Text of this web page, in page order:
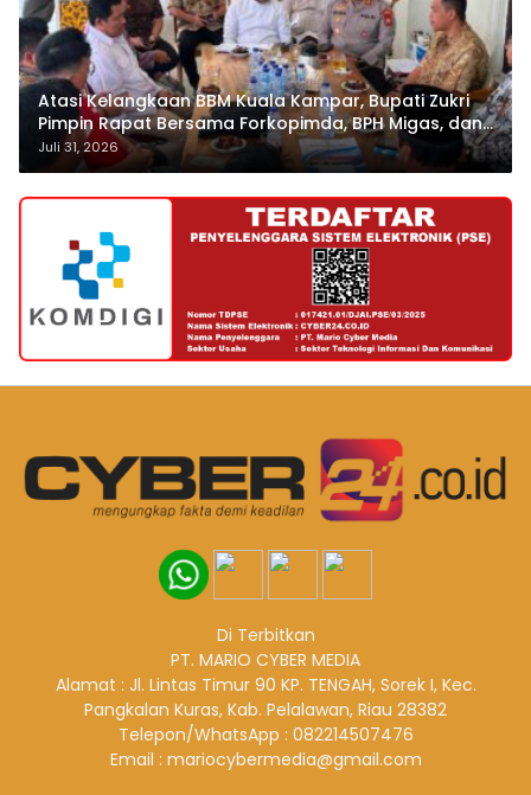
Atasi Kelangkaan BBM Kuala Kampar, Bupati Zukri
Pimpin Rapat Bersama Forkopimda, BPH Migas, dan
Pertamina
Juli 31, 2026
Di Terbitkan
PT. MARIO CYBER MEDIA
Alamat : Jl. Lintas Timur 90 KP. TENGAH, Sorek I, Kec.
Pangkalan Kuras, Kab. Pelalawan, Riau 28382
Telepon/WhatsApp : 082214507476
Email : mariocybermedia@gmail.com